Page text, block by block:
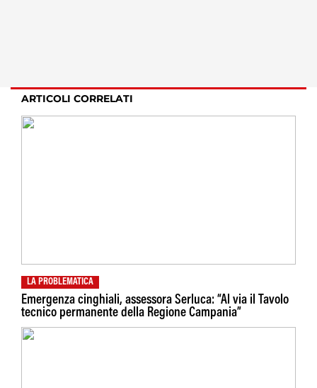
ARTICOLI CORRELATI
LA PROBLEMATICA
Emergenza cinghiali, assessora Serluca: “Al via il Tavolo
tecnico permanente della Regione Campania”